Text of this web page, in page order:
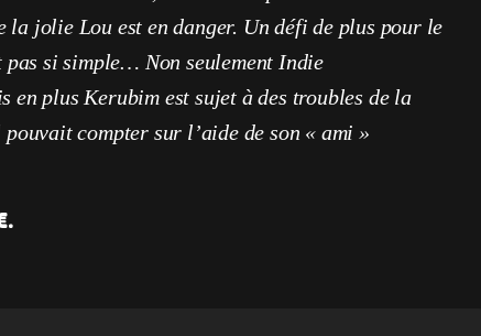
jolie Lou est en danger. Un défi de plus pour le
si simple… Non seulement Indie
en plus Kerubim est sujet à des troubles de la
compter sur l’aide de son « ami »